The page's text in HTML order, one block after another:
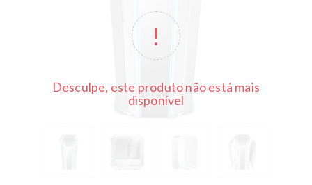
Desculpe, este produto não está mais
disponível